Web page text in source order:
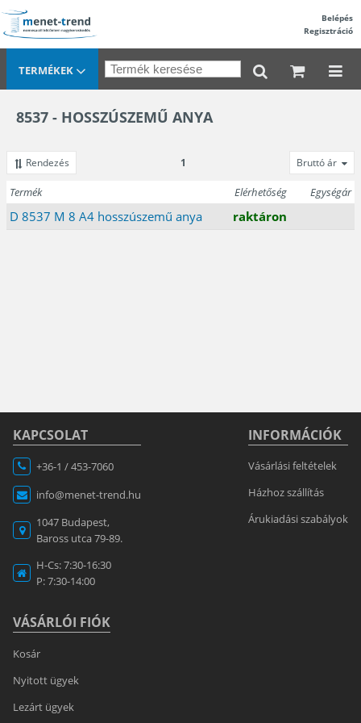
Belépés
Regisztráció
TERMÉKEK
8537 - HOSSZÚSZEMŰ ANYA
Rendezés 1 Bruttó ár
Termék Elérhetőség Egységár
D 8537 M 8 A4 hosszúszemű anya raktáron
KAPCSOLAT
+36-1 / 453-7060
info@menet-trend.hu
1047 Budapest,
Baross utca 79-89.
H-Cs: 7:30-16:30
P: 7:30-14:00
VÁSÁRLÓI FIÓK
Kosár
Nyitott ügyek
Lezárt ügyek
INFORMÁCIÓK
Vásárlási feltételek
Házhoz szállítás
Árukiadási szabályok